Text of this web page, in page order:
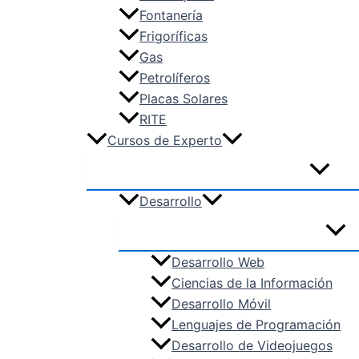
TMV – Transporte y Mantenimiento
VIC – Vidrio y Cerámica
Fontanería
Frigoríficas
Gas
Petrolíferos
Placas Solares
RITE
Cursos de Experto
Desarrollo
Desarrollo Web
Ciencias de la Información
Desarrollo Móvil
Lenguajes de Programación
Desarrollo de Videojuegos